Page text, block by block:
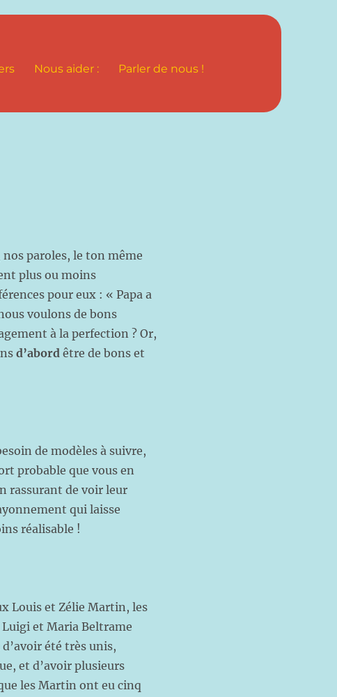
Nous aider : Parler de nous !
paroles, le ton même
plus ou moins
pour eux : « Papa a
voulons de bons
à la perfection ? Or,
d’abord être de bons et
de modèles à suivre,
probable que vous en
rassurant de voir leur
qui laisse
réalisable !
Louis et Zélie Martin, les
Luigi et Maria Beltrame
été très unis,
et d’avoir plusieurs
les Martin ont eu cinq